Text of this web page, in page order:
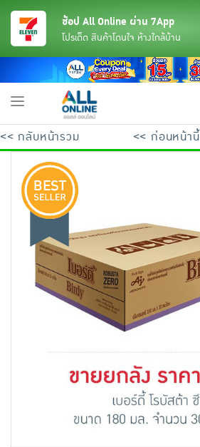
ย้อนกลับ
เครื่องดื่มและผงชงดื่ม
อาหารสด ผัก ผลไม้และเบเกอรี่
ย้อนกลับ
ย้อนกลับ
ย้อนกลับ
ย้อนกลับ
ย้อนกลับ
ย้อนกลับ
ย้อนกลับ
ย้อนกลับ
ย้อนกลับ
พระเครื่อง test pop
ย้อนกลับ
ช้อป All Online ผ่าน 7App
โปรเด็ด สินค้าโดนใจ ห้างใกล้บ้าน
Toggle
<< กลับหน้ารวม << ก่อนหน้านี้